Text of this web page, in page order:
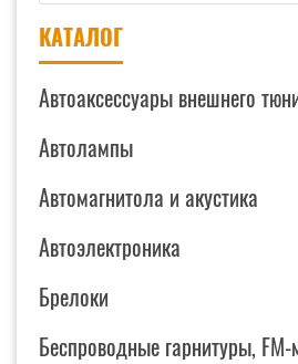
КАТАЛОГ
Автоаксессуары внешнего
Автолампы
Автомагнитола и акустика
Автоэлектроника
Брелоки
Беспроводные гарнитуры,